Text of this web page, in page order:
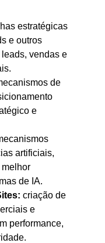
estratégicas
e outros
vendas e
de
e
artificiais,
de IA.
criação de
e
performance,